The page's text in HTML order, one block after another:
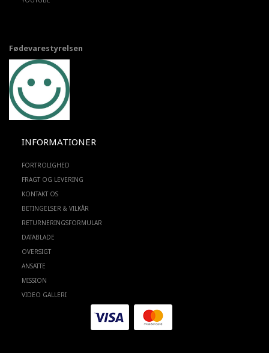
Fødevarestyrelsen
INFORMATIONER
FORTROLIGHED
FRAGT OG LEVERING
KONTAKT OS
BETINGELSER & VILKÅR
RETURNERINGSFORMULAR
DATABLADE
OVERSIGT
ANSATTE
MISSION
VIDEO GALLERI